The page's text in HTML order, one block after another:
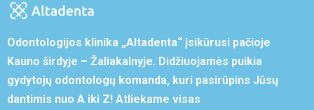
Odontologijos klinika „Altadenta“ įsikūrusi pačioje
Kauno širdyje – Žaliakalnyje. Didžiuojamės puikia
gydytojų odontologų komanda, kuri pasirūpins Jūsų
dantimis nuo A iki Z! Atliekame visas